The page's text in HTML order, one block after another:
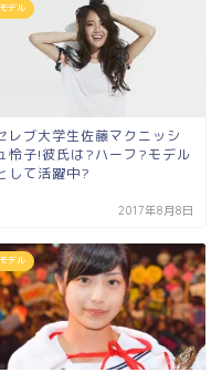
モデル
レブ大学生佐藤マクニッシ
怜子!彼氏は?ハーフ?モデル
して活躍中?
2017年8月8日
モデル